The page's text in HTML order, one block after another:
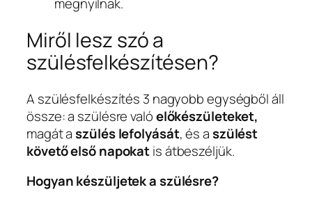
megnyílnak.
Miről lesz szó a
szülésfelkészítésen?
A szülésfelkészítés 3 nagyobb egységből áll
össze: a szülésre valóelőkészületeket,
magát aszülés lefolyását, és aszülést
követő első napokatis átbeszéljük.
Hogyan készüljetek a szülésre?